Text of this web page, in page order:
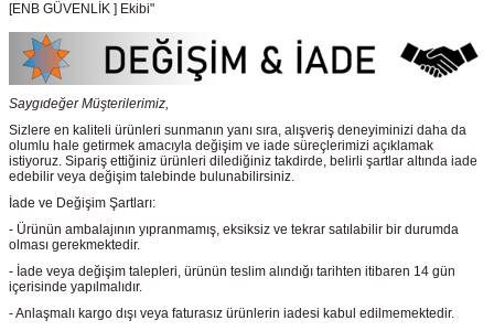
[ENB GÜVENLİK ] Ekibi"
Saygıdeğer Müşterilerimiz,
Sizlere en kaliteli ürünleri sunmanın yanı sıra, alışveriş deneyiminizi daha da
olumlu hale getirmek amacıyla değişim ve iade süreçlerimizi açıklamak
istiyoruz. Sipariş ettiğiniz ürünleri dilediğiniz takdirde, belirli şartlar altında iade
edebilir veya değişim talebinde bulunabilirsiniz.
İade ve Değişim Şartları:
- Ürünün ambalajının yıpranmamış, eksiksiz ve tekrar satılabilir bir durumda
olması gerekmektedir.
- İade veya değişim talepleri, ürünün teslim alındığı tarihten itibaren 14 gün
içerisinde yapılmalıdır.
- Anlaşmalı kargo dışı veya faturasız ürünlerin iadesi kabul edilmemektedir.